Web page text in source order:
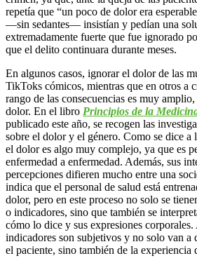
repetía que “un poco de dolor era
—sin sedantes— insistían y pedían una
extremadamente fuerte que fue ignorado
que el delito continuara durante meses.
En algunos casos, ignorar el dolor de las
TikToks cómicos, mientras que en otros a
rango de las consecuencias es muy
dolor. En el libro Principios de la
publicado este año, se recogen las
sobre el dolor y el género. Como se dice a
el dolor es algo muy complejo, ya que es
enfermedad a enfermedad. Además, sus
percepciones difieren mucho entre una
indica que el personal de salud está
dolor, pero en este proceso no solo se
o indicadores, sino que también se
cómo lo dice y sus expresiones corporales.
indicadores son subjetivos y no solo van a
el paciente, sino también de la experiencia